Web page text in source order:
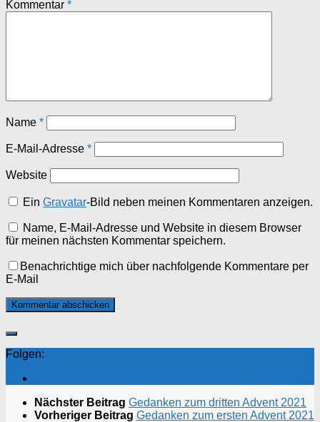
Kommentar *
Name *
E-Mail-Adresse *
Website
EinGravatar-Bild neben meinen Kommentaren anzeigen.
Name, E-Mail-Adresse und Website in diesem Browser
für meinen nächsten Kommentar speichern.
Benachrichtige mich über nachfolgende Kommentare per
E-Mail
Folgen:
Nächster Beitrag Gedanken zum dritten Advent 2021
Vorheriger Beitrag Gedanken zum ersten Advent 2021